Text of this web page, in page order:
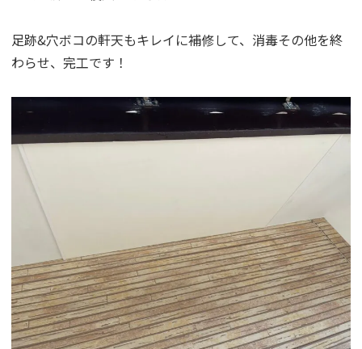
足跡&穴ボコの軒天もキレイに補修して、消毒その他を終
わらせ、完工です！